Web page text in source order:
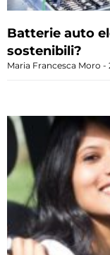
Batterie auto
sostenibili?
Maria Francesca Moro